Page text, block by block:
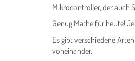
Mikrocontroller, der auch
Genug Mathe für heute!
Es gibt verschiedene
voneinander.